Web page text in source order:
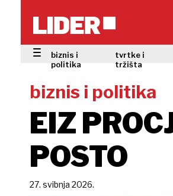
biznis i
politika
tvrtke i
tržišta
biznis i politika
EIZ
POSTO
27. svibnja 2026.